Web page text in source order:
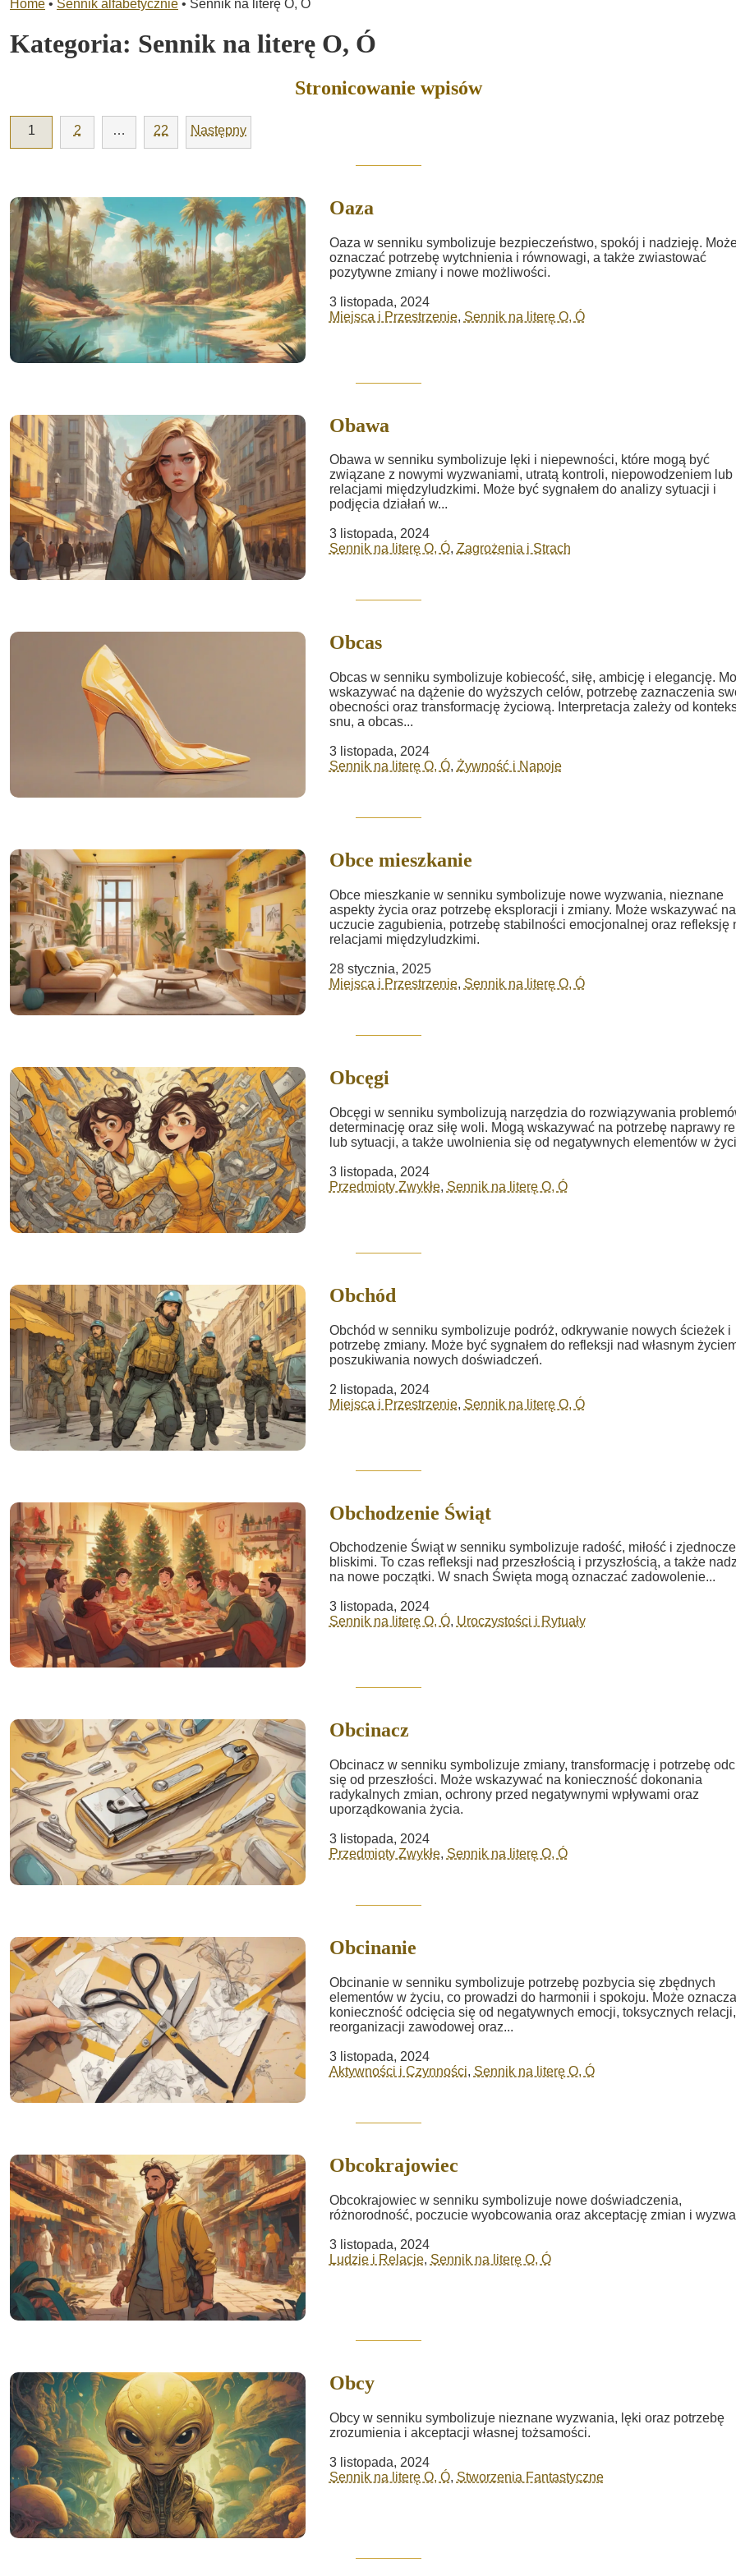
Home • Sennik alfabetycznie • Sennik na literę O, Ó
Kategoria: Sennik na literę O, Ó
Stronicowanie wpisów
1 2 … 22 Następny
Oaza
Oaza w senniku symbolizuje bezpieczeństwo, spokój i nadzieję.
oznaczać potrzebę wytchnienia i równowagi, a także zwiastować
pozytywne zmiany i nowe możliwości.
3 listopada, 2024
Miejsca i Przestrzenie, Sennik na literę O, Ó
Obawa
Obawa w senniku symbolizuje lęki i niepewności, które mogą być
związane z nowymi wyzwaniami, utratą kontroli, niepowodzeniem lub
relacjami międzyludzkimi. Może być sygnałem do analizy sytuacji i
podjęcia działań w...
3 listopada, 2024
Sennik na literę O, Ó, Zagrożenia i Strach
Obcas
Obcas w senniku symbolizuje kobiecość, siłę, ambicję i elegancję.
wskazywać na dążenie do wyższych celów, potrzebę zaznaczenia
obecności oraz transformację życiową. Interpretacja zależy od
snu, a obcas...
3 listopada, 2024
Sennik na literę O, Ó, Żywność i Napoje
Obce mieszkanie
Obce mieszkanie w senniku symbolizuje nowe wyzwania, nieznane
aspekty życia oraz potrzebę eksploracji i zmiany. Może wskazywać na
uczucie zagubienia, potrzebę stabilności emocjonalnej oraz refleksję
relacjami międzyludzkimi.
28 stycznia, 2025
Miejsca i Przestrzenie, Sennik na literę O, Ó
Obcęgi
Obcęgi w senniku symbolizują narzędzia do rozwiązywania
determinację oraz siłę woli. Mogą wskazywać na potrzebę naprawy
lub sytuacji, a także uwolnienia się od negatywnych elementów w
3 listopada, 2024
Przedmioty Zwykłe, Sennik na literę O, Ó
Obchód
Obchód w senniku symbolizuje podróż, odkrywanie nowych ścieżek i
potrzebę zmiany. Może być sygnałem do refleksji nad własnym
poszukiwania nowych doświadczeń.
2 listopada, 2024
Miejsca i Przestrzenie, Sennik na literę O, Ó
Obchodzenie Świąt
Obchodzenie Świąt w senniku symbolizuje radość, miłość i
bliskimi. To czas refleksji nad przeszłością i przyszłością, a także
na nowe początki. W snach Święta mogą oznaczać zadowolenie...
3 listopada, 2024
Sennik na literę O, Ó, Uroczystości i Rytuały
Obcinacz
Obcinacz w senniku symbolizuje zmiany, transformację i potrzebę
się od przeszłości. Może wskazywać na konieczność dokonania
radykalnych zmian, ochrony przed negatywnymi wpływami oraz
uporządkowania życia.
3 listopada, 2024
Przedmioty Zwykłe, Sennik na literę O, Ó
Obcinanie
Obcinanie w senniku symbolizuje potrzebę pozbycia się zbędnych
elementów w życiu, co prowadzi do harmonii i spokoju. Może
konieczność odcięcia się od negatywnych emocji, toksycznych relacji,
reorganizacji zawodowej oraz...
3 listopada, 2024
Aktywności i Czynności, Sennik na literę O, Ó
Obcokrajowiec
Obcokrajowiec w senniku symbolizuje nowe doświadczenia,
różnorodność, poczucie wyobcowania oraz akceptację zmian i
3 listopada, 2024
Ludzie i Relacje, Sennik na literę O, Ó
Obcy
Obcy w senniku symbolizuje nieznane wyzwania, lęki oraz potrzebę
zrozumienia i akceptacji własnej tożsamości.
3 listopada, 2024
Sennik na literę O, Ó, Stworzenia Fantastyczne